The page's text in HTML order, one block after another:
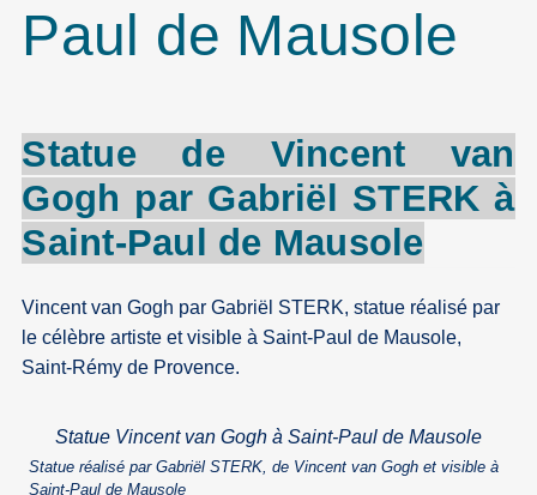
Paul de Mausole
Statue de Vincent van
Gogh par Gabriël STERKà
Saint-Paul
de Mausole
Vincent van Gogh par Gabriël STERK, statue réalisé par
le célèbre artiste et visible à Saint-Paul de Mausole,
Saint-Rémy de Provence.
Statue Vincent van Gogh à Saint-Paul de Mausole
Statue réalisé par Gabriël STERK, de Vincent van Gogh et visible à
Saint-Paul de Mausole